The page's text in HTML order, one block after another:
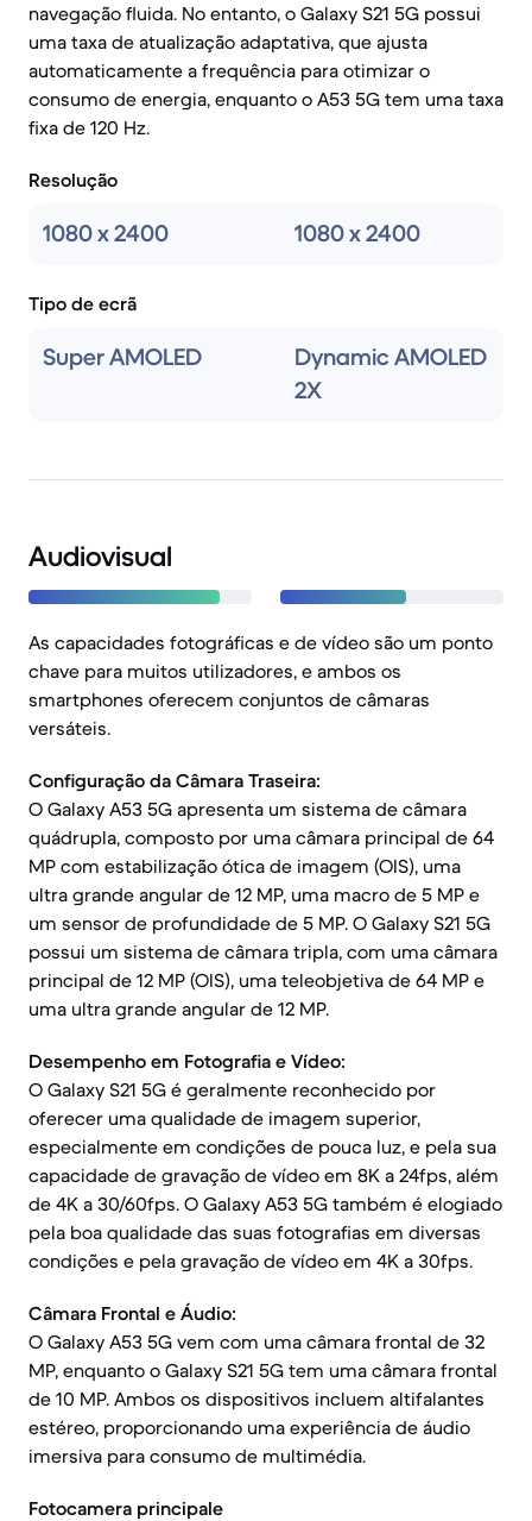
navegação fluida. No entanto, o Galaxy S21 5G possui
uma taxa de atualização adaptativa, que ajusta
automaticamente a frequência para otimizar o
consumo de energia, enquanto o A53 5G tem uma taxa
fixa de 120 Hz.
Resolução
1080 x 2400 1080 x 2400
Tipo de ecrã
Super AMOLED
Dynamic AMOLED
2X
Audiovisual
As capacidades fotográficas e de vídeo são um ponto
chave para muitos utilizadores, e ambos os
smartphones oferecem conjuntos de câmaras
versáteis.
Configuração da Câmara Traseira:
O Galaxy A53 5G apresenta um sistema de câmara
quádrupla, composto por uma câmara principal de 64
MP com estabilização ótica de imagem (OIS), uma
ultra grande angular de 12 MP, uma macro de 5 MP e
um sensor de profundidade de 5 MP. O Galaxy S21 5G
possui um sistema de câmara tripla, com uma câmara
principal de 12 MP (OIS), uma teleobjetiva de 64 MP e
uma ultra grande angular de 12 MP.
Desempenho em Fotografia e Vídeo:
O Galaxy S21 5G é geralmente reconhecido por
oferecer uma qualidade de imagem superior,
especialmente em condições de pouca luz, e pela sua
capacidade de gravação de vídeo em 8K a 24fps, além
de 4K a 30/60fps. O Galaxy A53 5G também é elogiado
pela boa qualidade das suas fotografias em diversas
condições e pela gravação de vídeo em 4K a 30fps.
Câmara Frontal e Áudio:
O Galaxy A53 5G vem com uma câmara frontal de 32
MP, enquanto o Galaxy S21 5G tem uma câmara frontal
de 10 MP. Ambos os dispositivos incluem altifalantes
estéreo, proporcionando uma experiência de áudio
imersiva para consumo de multimédia.
Fotocamera principale